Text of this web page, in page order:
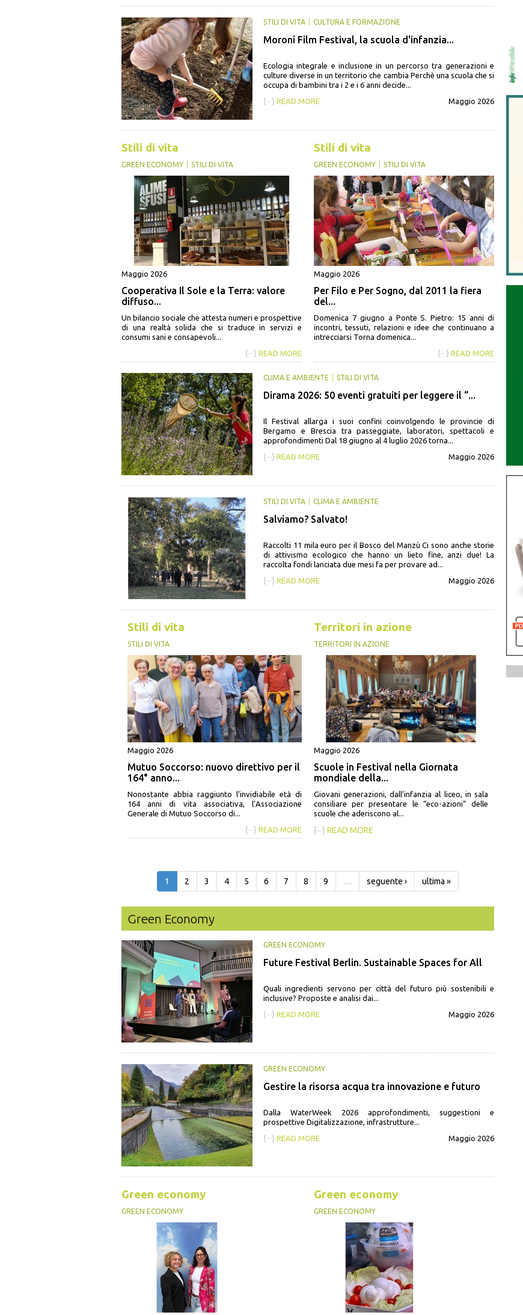
STILI DI VITA CULTURA E FORMAZIONE
Moroni Film Festival, la scuola d'infanzia...
Ecologia integrale e inclusione in un percorso tra generazioni e
culture diverse in un territorio che cambia Perchè una scuola che si
occupa di bambini tra i 2 e i 6 anni decide...
{···} READ MORE Maggio 2026
Stili di vita
GREEN ECONOMY STILI DI VITA
Maggio 2026
Cooperativa Il Sole e la Terra: valore
diffuso...
Un bilancio sociale che attesta numeri e prospettive
di una realtà solida che si traduce in servizi e
consumi sani e consapevoli...
{···} READ MORE
Stili di vita
GREEN ECONOMY STILI DI VITA
Maggio 2026
Per Filo e Per Sogno, dal 2011 la fiera
del...
Domenica 7 giugno a Ponte S. Pietro: 15 anni di
incontri, tessuti, relazioni e idee che continuano a
intrecciarsi Torna domenica...
{···} READ MORE
CLIMA E AMBIENTE STILI DI VITA
Dirama 2026: 50 eventi gratuiti per leggere il “...
Il Festival allarga i suoi confini coinvolgendo le provincie di
Bergamo e Brescia tra passeggiate, laboratori, spettacoli e
approfondimenti Dal 18 giugno al 4 luglio 2026 torna...
{···} READ MORE Maggio 2026
STILI DI VITA CLIMA E AMBIENTE
Salviamo? Salvato!
Raccolti 11 mila euro per il Bosco del Manzù Ci sono anche storie
di attivismo ecologico che hanno un lieto fine, anzi due! La
raccolta fondi lanciata due mesi fa per provare ad...
{···} READ MORE Maggio 2026
Stili di vita
STILI DI VITA
Maggio 2026
Mutuo Soccorso: nuovo direttivo per il
164° anno...
Nonostante abbia raggiunto l’invidiabile età di
164 anni di vita associativa, l’Associazione
Generale di Mutuo Soccorso di...
{···} READ MORE
Territori in azione
TERRITORI IN AZIONE
Maggio 2026
Scuole in Festival nella Giornata
mondiale della...
Giovani generazioni, dall’infanzia al liceo, in sala
consiliare per presentare le “eco-azioni” delle
scuole che aderiscono al...
{···} READ MORE
1 2 3 4 5 6 7 8 9 … seguente › ultima »
Green Economy
GREEN ECONOMY
Future Festival Berlin. Sustainable Spaces for All
Quali ingredienti servono per città del futuro più sostenibili e
inclusive? Proposte e analisi dai...
{···} READ MORE Maggio 2026
GREEN ECONOMY
Gestire la risorsa acqua tra innovazione e futuro
Dalla WaterWeek 2026 approfondimenti, suggestioni e
prospettive Digitalizzazione, infrastrutture...
{···} READ MORE Maggio 2026
Green economy
GREEN ECONOMY
Green economy
GREEN ECONOMY